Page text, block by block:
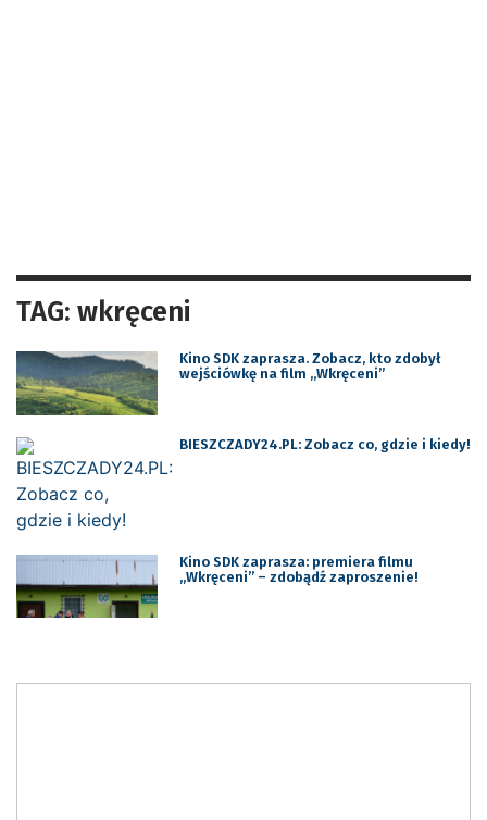
TAG: wkręceni
Kino SDK zaprasza. Zobacz, kto zdobył
wejściówkę na film ,,Wkręceni”
BIESZCZADY24.PL: Zobacz co, gdzie i kiedy!
Kino SDK zaprasza: premiera filmu
„Wkręceni” – zdobądź zaproszenie!